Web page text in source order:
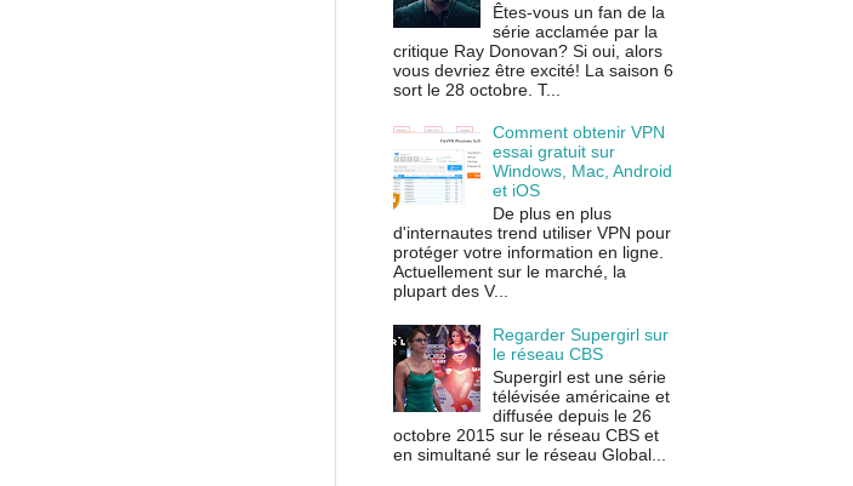
Êtes-vous un fan de la
série acclamée par la
critique Ray Donovan? Si oui, alors
vous devriez être excité! La saison 6
sort le 28 octobre. T...
Comment obtenir VPN
essai gratuit sur
Windows, Mac, Android
et iOS
De plus en plus
d'internautes trend utiliser VPN pour
protéger votre information en ligne.
Actuellement sur le marché, la
plupart des V...
Regarder Supergirl sur
le réseau CBS
Supergirl est une série
télévisée américaine et
diffusée depuis le 26
octobre 2015 sur le réseau CBS et
en simultané sur le réseau Global...